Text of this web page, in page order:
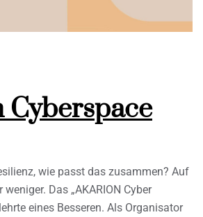
wie passt das zusammen? Auf
Das „AKARION Cyber
eines Besseren. Als Organisator